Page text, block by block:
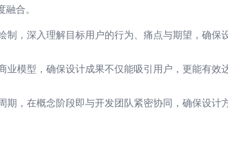
融合。
，深入理解目标用户的行为、痛点与期望，确保
业模型，确保设计成果不仅能吸引用户，更能有效
，在概念阶段即与开发团队紧密协同，确保设计